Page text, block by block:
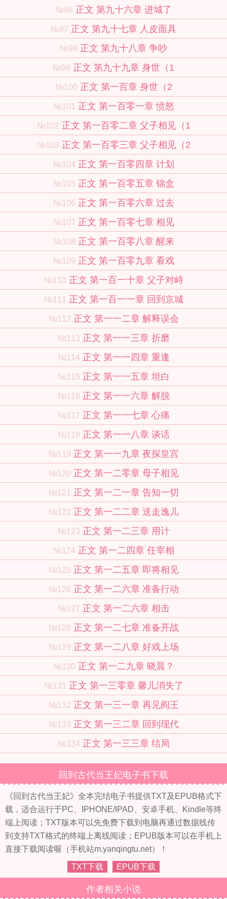
№96 正文 第九十六章 进城了
№97 正文 第九十七章 人皮面具
№98 正文 第九十八章 争吵
№99 正文 第九十九章 身世（1
№100 正文 第一百章 身世（2
№101 正文 第一百零一章 愤怒
№102 正文 第一百零二章 父子相见（1
№103 正文 第一百零三章 父子相见（2
№104 正文 第一百零四章 计划
№105 正文 第一百零五章 锦盒
№106 正文 第一百零六章 过去
№107 正文 第一百零七章 相见
№108 正文 第一百零八章 醒来
№109 正文 第一百零九章 看戏
№110 正文 第一百一十章 父子对峙
№111 正文 第一百一一章 回到京城
№112 正文 第一一二章 解释误会
№113 正文 第一一三章 折磨
№114 正文 第一一四章 重逢
№115 正文 第一一五章 坦白
№116 正文 第一一六章 解脱
№117 正文 第一一七章 心痛
№118 正文 第一一八章 谈话
№119 正文 第一一九章 夜探皇宫
№120 正文 第一二零章 母子相见
№121 正文 第一二一章 告知一切
№122 正文 第一二二章 送走逸儿
№123 正文 第一二三章 用计
№124 正文 第一二四章 任宰相
№125 正文 第一二五章 即将相见
№126 正文 第一二六章 准备行动
№127 正文 第一二六章 相击
№128 正文 第一二七章 准备开战
№129 正文 第一二八章 好戏上场
№130 正文 第一二九章 晓晨？
№131 正文 第一三零章 馨儿消失了
№132 正文 第一三一章 再见阎王
№133 正文 第一三二章 回到现代
№134 正文 第一三三章 结局
回到古代当王妃电子书下载
《回到古代当王妃》全本完结电子书提供TXT及EPUB格式下
载，适合运行于PC、IPHONE/IPAD、安卓手机、Kindle等终
端上阅读；TXT版本可以先免费下载到电脑再通过数据线传
到支持TXT格式的终端上离线阅读；EPUB版本可以在手机上
直接下载阅读喔（手机站m.yanqingtu.net）！
TXT下载 EPUB下载
作者相关小说